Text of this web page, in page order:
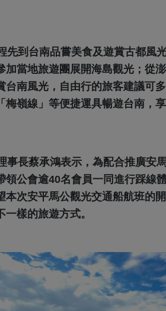
到台南品嘗美食及遊賞古都風
加當地旅遊團展開海島觀光；從
台南風光，自由行的旅客建議可
嶺線」等便捷運具暢遊台南，
長蔡承鴻表示，為配合推廣安
領公會逾40名會員一同進行踩線
本次安平馬公觀光交通船航班的
樣的旅遊方式。